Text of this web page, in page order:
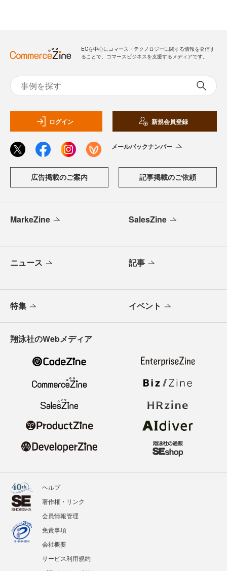
ECを中心にコマース・テクノロジーに関する情報を発信す
ることで、コマースビジネスを支援するメディアです。
ログイン 新規会員登録
メールバックナンバー
広告掲載のご案内 記事掲載のご依頼
MarkeZine SalesZine
ニュース 記事
特集 イベント
翔泳社のWebメディア
ヘルプ
著作権・リンク
会員情報管理
免責事項
会社概要
サービス利用規約